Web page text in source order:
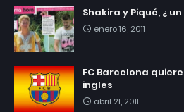
Shakira y Piqué, ¿
enero 16, 2011
FC Barcelona
ingles
abril 21, 2011